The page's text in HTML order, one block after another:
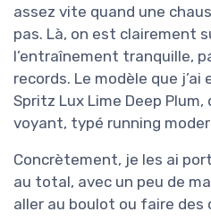
assez vite quand une
pas. Là, on est clairement
l’entraînement tranquille,
records. Le modèle que
Spritz Lux Lime Deep
voyant, typé running
Concrètement, je les ai
au total, avec un peu de
aller au boulot ou faire des